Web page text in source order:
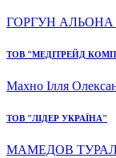
ГОРГУН АЛЬОНА
ТОВ "МЕДІТРЕЙД
Махно Ілля
ТОВ "ЛІДЕР УКРАЇНА"
МАМЕДОВ ТУРАЛ,